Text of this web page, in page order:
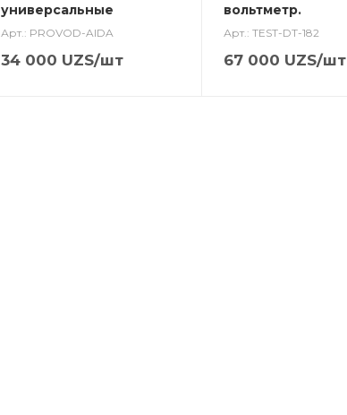
универсальные
Арт.: PROVOD-AIDA
34 000 UZS/шт
вольтметр.
Арт.: TEST-DT-182
67 000 UZS/шт